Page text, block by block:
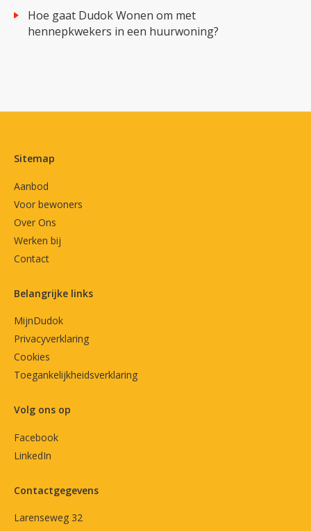
Hoe gaat Dudok Wonen om met
hennepkwekers in een huurwoning?
Contactinformatie
Sitemap
Aanbod
Voor bewoners
Over Ons
Werken bij
Contact
Belangrijke links
MijnDudok
Privacyverklaring
Cookies
Toegankelijkheidsverklaring
Volg ons op
Facebook
LinkedIn
Contactgegevens
Larenseweg 32